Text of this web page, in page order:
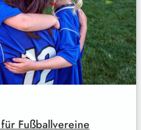
Fußballvereine